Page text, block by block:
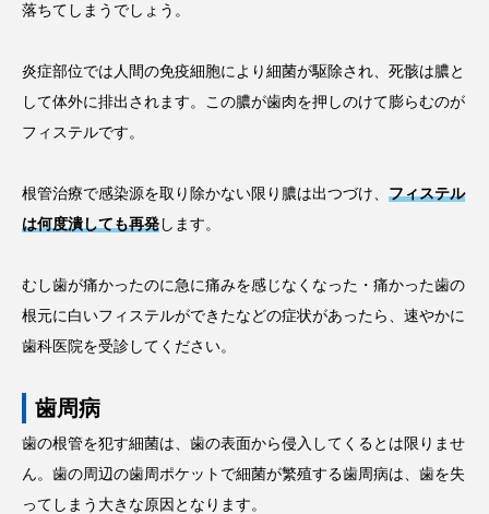
落ちてしまうでしょう。
炎症部位では人間の免疫細胞により細菌が駆除され、死骸は膿と
して体外に排出されます。この膿が歯肉を押しのけて膨らむのが
フィステルです。
根管治療で感染源を取り除かない限り膿は出つづけ、 フィステル
は何度潰しても再発 します。
むし歯が痛かったのに急に痛みを感じなくなった・痛かった歯の
根元に白いフィステルができたなどの症状があったら、速やかに
歯科医院を受診してください。
歯周病
歯の根管を犯す細菌は、歯の表面から侵入してくるとは限りませ
ん。歯の周辺の歯周ポケットで細菌が繁殖する歯周病は、歯を失
ってしまう大きな原因となります。